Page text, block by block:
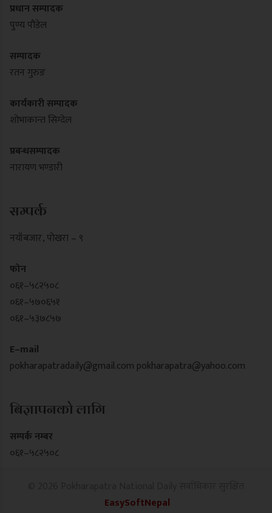
प्रधान सम्पादक
पुण्य पौडेल
सम्पादक
रतन गुरुङ
कार्यकारी सम्पादक
शोभाकान्त सिग्देल
प्रबन्धसम्पादक
नारायण भण्डारी
सम्पर्क
नयाँबजार , पोखरा – ९
फोन
०६१–५८२५०८
०६१–५७०६५१
०६१–५३७८५७
E–mail
pokharapatradaily@gmail.com pokharapatra@yahoo.com
बिज्ञापनको लागि
सम्पर्क नम्बर
०६१–५८२५०८
EasySoftNepal